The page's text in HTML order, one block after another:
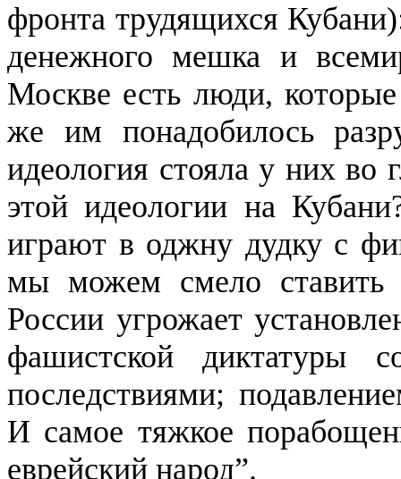
фронта трудящихся
денежного мешка и
Москве есть люди,
же им понадобилось
идеология стояла у них во
этой идеологии на
играют в оджну дудку с
мы можем смело
России угрожает
фашистской диктатуры
последствиями;
И самое тяжкое
еврейский народ”.